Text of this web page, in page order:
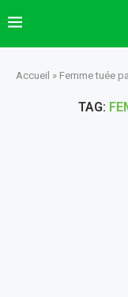
Accueil » Femme tuée
TAG: